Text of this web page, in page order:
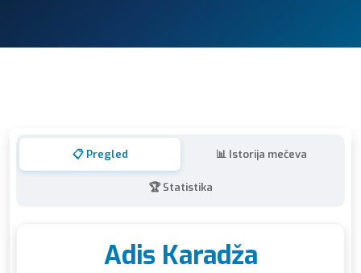
📋 Pregled 📊 Istorija mečeva
🏆 Statistika
Adis Karadža